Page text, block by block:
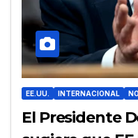
EE.UU. INTERNACIONAL
El Presidente